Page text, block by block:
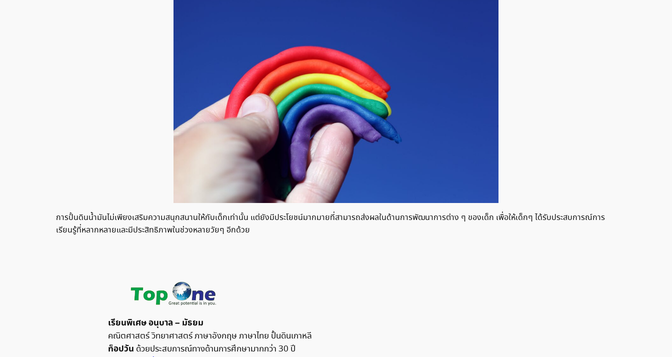
การปั้นดินน้ำมันไม่เพียงเสริมความสนุกสนานให้กับเด็กเท่านั้น แต่ยังมีประโยชน์มากมายที่สามารถส่งผลในด้านการพัฒนาการต่าง ๆ ของเด็ก เพื่อให้เด็กๆ ได้รับประสบการณ์การ
เรียนรู้ที่หลากหลายและมีประสิทธิภาพในช่วงหลายวัยๆ อีกด้วย
เรียนพิเศษ อนุบาล – มัธยม
คณิตศาสตร์ วิทยาศาสตร์ ภาษาอังกฤษ ภาษาไทย ปั้นดินเกาหลี
ท็อปวัน ด้วยประสบการณ์ทางด้านการศึกษามากกว่า 30 ปี